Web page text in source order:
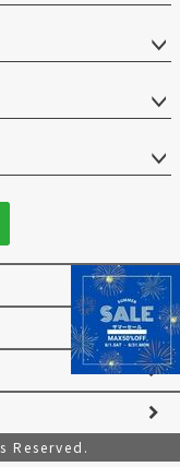
Reserved.